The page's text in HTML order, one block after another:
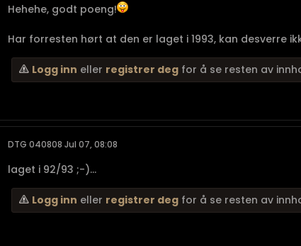
Hehehe, godt poeng!
Har forresten hørt at den er laget i 1993, kan desverre
Logg inn eller registrer deg for å se resten av
DTG 040808 Jul 07, 08:08
laget i 92/93 ;-)...
Logg inn eller registrer deg for å se resten av